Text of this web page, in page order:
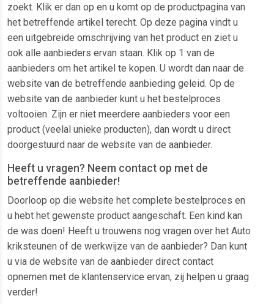
zoekt. Klik er dan op en u komt op de productpagina van
het betreffende artikel terecht. Op deze pagina vindt u
een uitgebreide omschrijving van het product en ziet u
ook alle aanbieders ervan staan. Klik op 1 van de
aanbieders om het artikel te kopen. U wordt dan naar de
website van de betreffende aanbieding geleid. Op de
website van de aanbieder kunt u het bestelproces
voltooien. Zijn er niet meerdere aanbieders voor een
product (veelal unieke producten), dan wordt u direct
doorgestuurd naar de website van de aanbieder.
Heeft u vragen? Neem contact op met de
betreffende aanbieder!
Doorloop op die website het complete bestelproces en
u hebt het gewenste product aangeschaft. Een kind kan
de was doen! Heeft u trouwens nog vragen over het Auto
kriksteunen of de werkwijze van de aanbieder? Dan kunt
u via de website van de aanbieder direct contact
opnemen met de klantenservice ervan, zij helpen u graag
verder!